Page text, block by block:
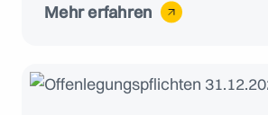
Mehr erfahren